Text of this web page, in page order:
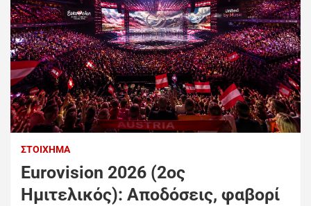
ΣΤΟΊΧΗΜΑ
Eurovision 2026 (2ος
Ημιτελικός): Αποδόσεις, φαβορί